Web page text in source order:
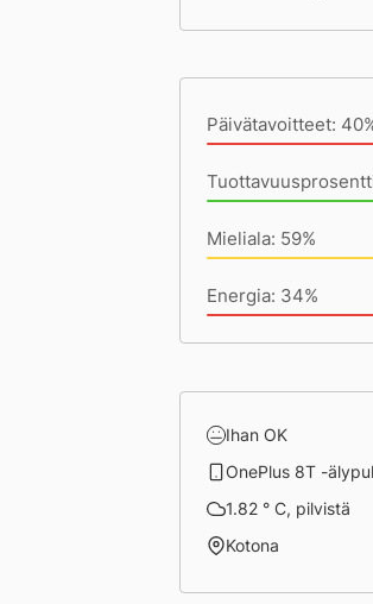
Päivätavoitteet:
Mieliala: 59%
Energia: 34%
Ihan OK
OnePlus 8T -
1.82 ° C, pilvistä
Kotona